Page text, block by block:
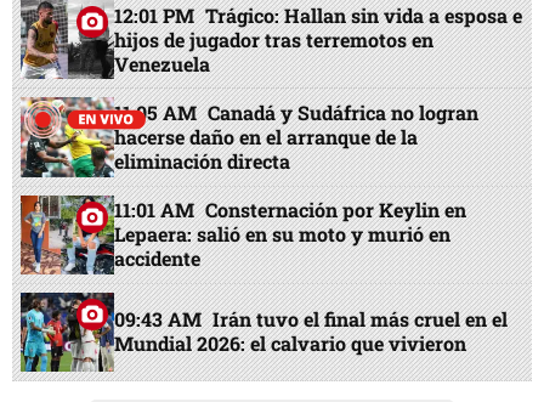
12:01 PM Trágico: Hallan sin vida a esposa e
hijos de jugador tras terremotos en
Venezuela
11:05 AM Canadá y Sudáfrica no logran
hacerse daño en el arranque de la
eliminación directa
11:01 AM Consternación por Keylin en
Lepaera: salió en su moto y murió en
accidente
09:43 AM Irán tuvo el final más cruel en el
Mundial 2026: el calvario que vivieron